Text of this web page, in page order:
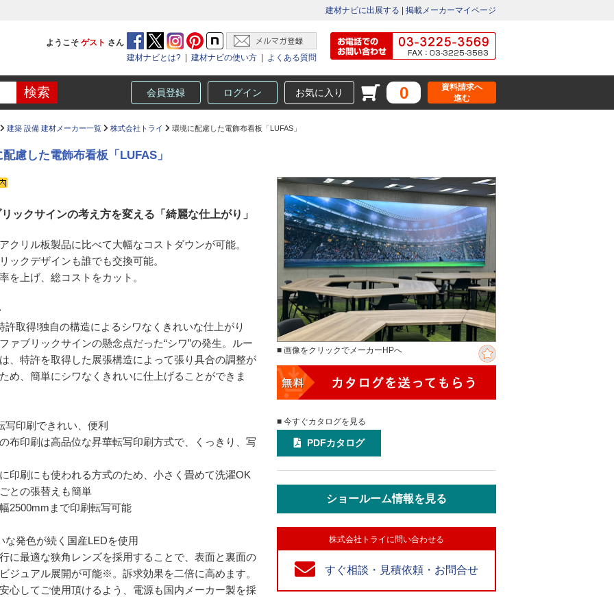
建材ナビに出展する 掲載メーカーマイページ
ようこそ ゲスト さん
建材ナビとは?
建材ナビの使い方 よくある質問
会員登録 ログイン お気に入り 0
資料請求へ
進む
建築 設備 建材メーカー一覧 株式会社トライ 環境に配慮した電飾布看板「LUFAS」
慮した電飾布看板「LUFAS」
ックサインの考え方を変える「綺麗な仕上がり」
クリル板製品に比べて大幅なコストダウンが可能。
ックデザインも誰でも交換可能。
を上げ、総コストをカット。
許取得!独自の構造によるシワなくきれいな仕上がり
ァブリックサインの懸念点だった“シワ”の発生。ルー
、特許を取得した展張構造によって張り具合の調整が
め、簡単にシワなくきれいに仕上げることができま
写印刷できれい、便利
布印刷は高品位な昇華転写印刷方式で、くっきり、写
印刷にも使われる方式のため、小さく畳めて洗濯OK
との張替えも簡単
2500mmまで印刷転写可能
な発色が続く国産LEDを使用
に最適な狭角レンズを採用することで、表面と裏面の
ジュアル展開が可能※。訴求効果を二倍に高めます。
心してご使用頂けるよう、電源も国内メーカー製を採
■ 画像をクリックでメーカーHPへ
■ 今すぐカタログを見る
PDFカタログ
ショールーム情報を見る
株式会社トライに問い合わせる
すぐ相談・見積依頼・お問合せ